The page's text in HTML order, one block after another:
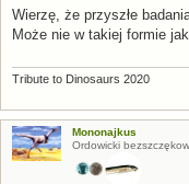
s
Wierzę, że przyszłe
Może nie w takiej formie
Tribute to Dinosaurs 2020
Mononajkus
Ordowicki